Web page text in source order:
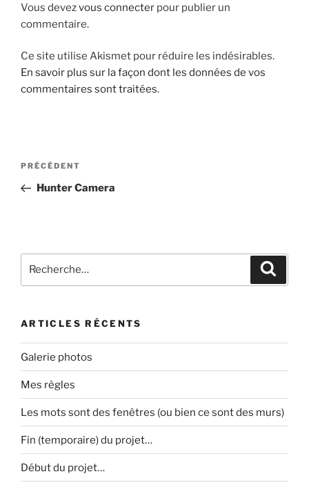
Vous devezvous connecter pour publier un
commentaire.
Ce site utilise Akismet pour réduire les indésirables.
En savoir plus sur la façon dont les données de vos
commentaires sont traitées.
Navigation
l’article
Article
précédent
PRÉCÉDENT
Hunter Camera
pour
ARTICLES RÉCENTS
Galerie photos
Mes règles
Les mots sont des fenêtres (ou bien ce sont des murs)
Fin (temporaire) du projet…
Début du projet…